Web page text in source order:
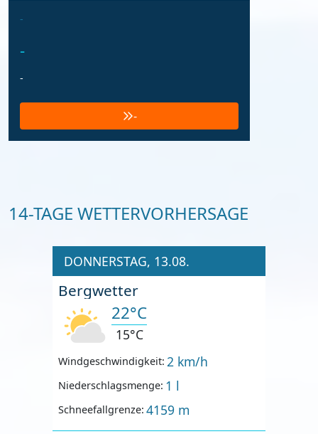
-
-
-
-
14-TAGE WETTERVORHERSAGE
DONNERSTAG, 13.08.
Bergwetter
22°C
15°C
Windgeschwindigkeit: 2 km/h
Niederschlagsmenge: 1 l
Schneefallgrenze: 4159 m